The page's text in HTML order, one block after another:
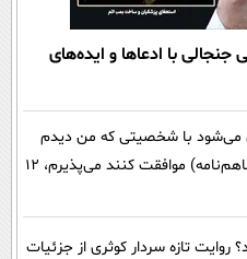
با ادعاها و ایده‌های
می‌شود با شخصیتی که من دیدم
تطابق ندارد/ گفتند سه چهارم ( با تفاهم‌نامه) موافقت کنند می‌پذیرم، 12
روایت تازه سردار کوثری از جزئیات